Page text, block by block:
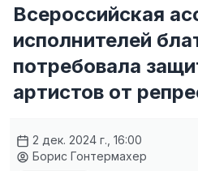
Всероссийская
исполнителей
потребовала
артистов от
2 дек. 2024 г., 16:00
Борис Гонтермахер